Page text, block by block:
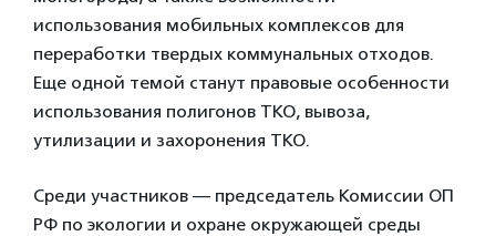
использования мобильных комплексов для
переработки твердых коммунальных отходов.
Еще одной темой станут правовые особенности
использования полигонов ТКО, вывоза,
утилизации и захоронения ТКО.
Среди участников — председатель Комиссии ОП
РФ по экологии и охране окружающей среды